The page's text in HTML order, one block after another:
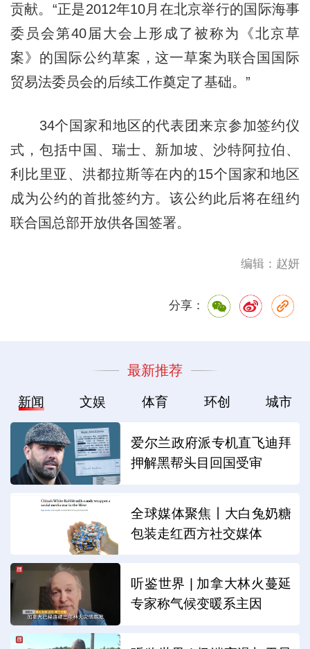
贡献。“正是2012年10月在北京举行的国际海事
委员会第40届大会上形成了被称为《北京草
案》的国际公约草案，这一草案为联合国国际
贸易法委员会的后续工作奠定了基础。”
34个国家和地区的代表团来京参加签约仪
式，包括中国、瑞士、新加坡、沙特阿拉伯、
利比里亚、洪都拉斯等在内的15个国家和地区
成为公约的首批签约方。该公约此后将在纽约
联合国总部开放供各国签署。
编辑：赵妍
分享：
最新推荐
新闻 文娱 体育 环创 城市
爱尔兰政府派专机直飞迪拜
押解黑帮头目回国受审
全球媒体聚焦丨大白兔奶糖
包装走红西方社交媒体
听鉴世界 | 加拿大林火蔓延
专家称气候变暖系主因